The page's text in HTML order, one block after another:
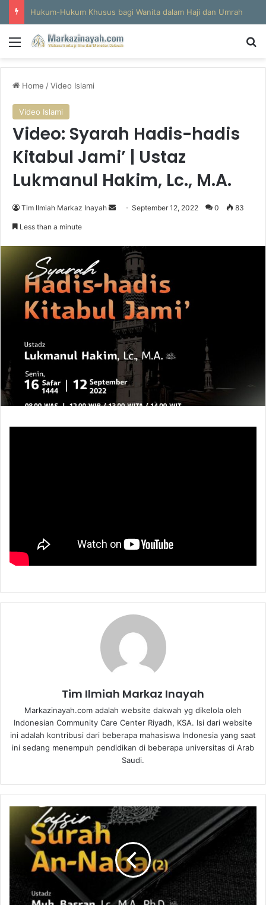
Hukum-Hukum Khusus bagi Wanita dalam Haji dan Umrah
Menu
Home /Video Islami
Video Islami
Video: Syarah Hadis-hadis
Kitabul Jami’ | Ustaz
Lukmanul Hakim, Lc., M.A.
Tim Ilmiah Markaz Inayah
SendSeptember 12, 2022 0 83
Less than a minute
Tim Ilmiah Markaz Inayah
Markazinayah.com adalah website dakwah yg dikelola oleh
Indonesian Community Care Center Riyadh, KSA. Isi dari website
ini adalah kontribusi dari beberapa mahasiswa Indonesia yang saat
ini sedang menempuh pendidikan di beberapa universitas di Arab
Saudi.
Surah
|
Ustaz